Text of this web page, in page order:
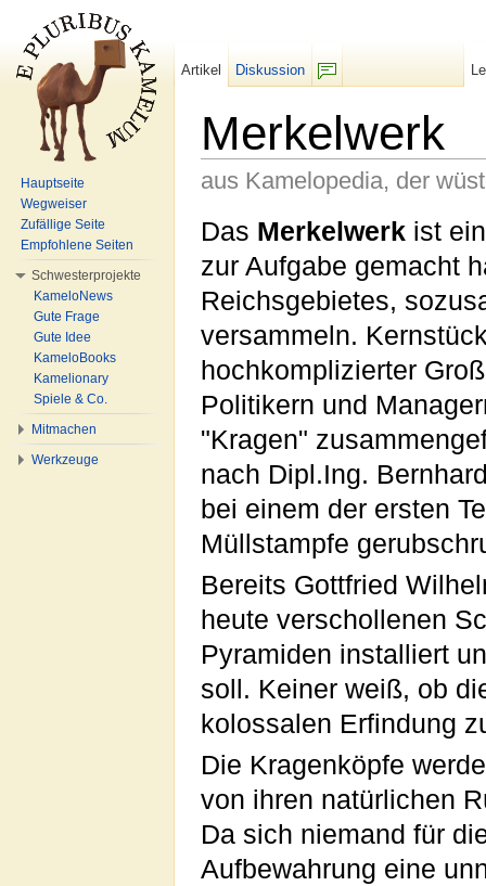
Merkelwerk
aus Kamelopedia, der
Das Merkelwerk ist
zur Aufgabe gemacht
Reichsgebietes,
versammeln.
hochkomplizierter
Politikern und
"Kragen"
nach Dipl.Ing.
bei einem der ersten
Müllstampfe
Bereits Gottfried
heute verschollenen
Pyramiden installiert
soll. Keiner weiß, ob
kolossalen Erfindung
Die Kragenköpfe
von ihren natürlichen
Da sich niemand für
Aufbewahrung eine
Artikel
Diskussion
Hauptseite
Wegweiser
Zufällige Seite
Empfohlene Seiten
Schwesterprojekte
KameloNews
Gute Frage
Gute Idee
KameloBooks
Kamelionary
Spiele & Co.
Mitmachen
Werkzeuge